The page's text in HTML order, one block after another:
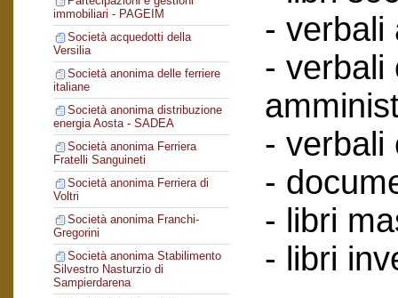
immobiliari - PAGEIM
Società acquedotti della
Versilia
Società anonima delle ferriere
italiane
Società anonima distribuzione
energia Aosta - SADEA
Società anonima Ferriera
Fratelli Sanguineti
Società anonima Ferriera di
Voltri
Società anonima Franchi-
Gregorini
Società anonima Stabilimento
Silvestro Nasturzio di
Sampierdarena
- verbali
- verbali
- verbali
-
- libri
- libri